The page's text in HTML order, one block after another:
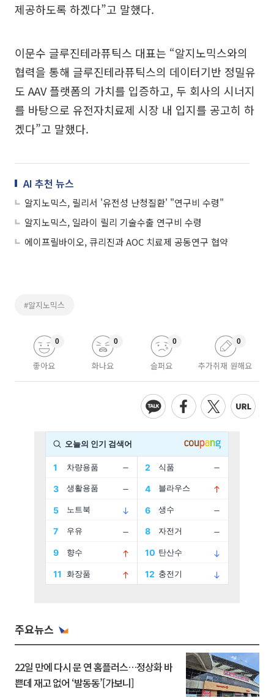
제공하도록 하겠다”고 말했다.
이문수 글루진테라퓨틱스 대표는 “알지노믹스와의
협력을 통해 글루진테라퓨틱스의 데이터기반 정밀유
도 AAV 플랫폼의 가치를 입증하고, 두 회사의 시너지
를 바탕으로 유전자치료제 시장 내 입지를 공고히 하
겠다”고 말했다.
AI 추천 뉴스
알지노믹스, 릴리서 '유전성 난청질환' "연구비 수령"
알지노믹스, 일라이 릴리 기술수출 연구비 수령
에이프릴바이오, 큐리진과 AOC 치료제 공동연구 협약
#알지노믹스
좋아요
0
화나요
0
슬퍼요
0
추가취재 원해요
0
주요뉴스
22일 만에 다시 문 연 홈플러스…정상화 바
쁜데 재고 없어 ‘발동동’[가보니]